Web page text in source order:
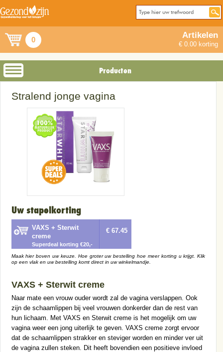
0 Artikelen
€ 0.00 korting
Producten
Stralend jonge vagina
Uw stapelkorting
VAXS + Sterwit
creme
Superdeal korting €20,-
€ 67.45
Maak hier boven uw keuze. Hoe groter uw bestelling hoe meer korting u krijgt. Klik
op een vlak en uw bestelling komt direct in uw winkelmandje.
VAXS + Sterwit creme
Naar mate een vrouw ouder wordt zal de vagina verslappen. Ook
zijn de schaamlippen bij veel vrouwen donkerder dan de rest van
hun lichaam. Met VAXS en Sterwit creme is het mogelijk om uw
vagina weer een jong uiterlijk te geven. VAXS creme zorgt ervoor
dat de schaamlippen strakker en steviger worden en minder ver uit
de vagina zullen steken. Dit heeft bovendien een positieve invloed